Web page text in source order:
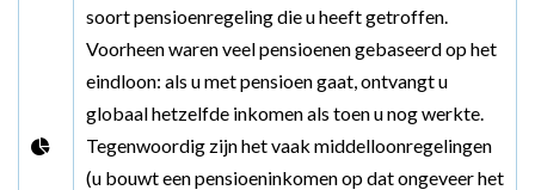
soort pensioenregeling die u heeft getroffen.
Voorheen waren veel pensioenen gebaseerd op het
eindloon: als u met pensioen gaat, ontvangt u
globaal hetzelfde inkomen als toen u nog werkte.
Tegenwoordig zijn het vaak middelloonregelingen
(u bouwt een pensioeninkomen op dat ongeveer het